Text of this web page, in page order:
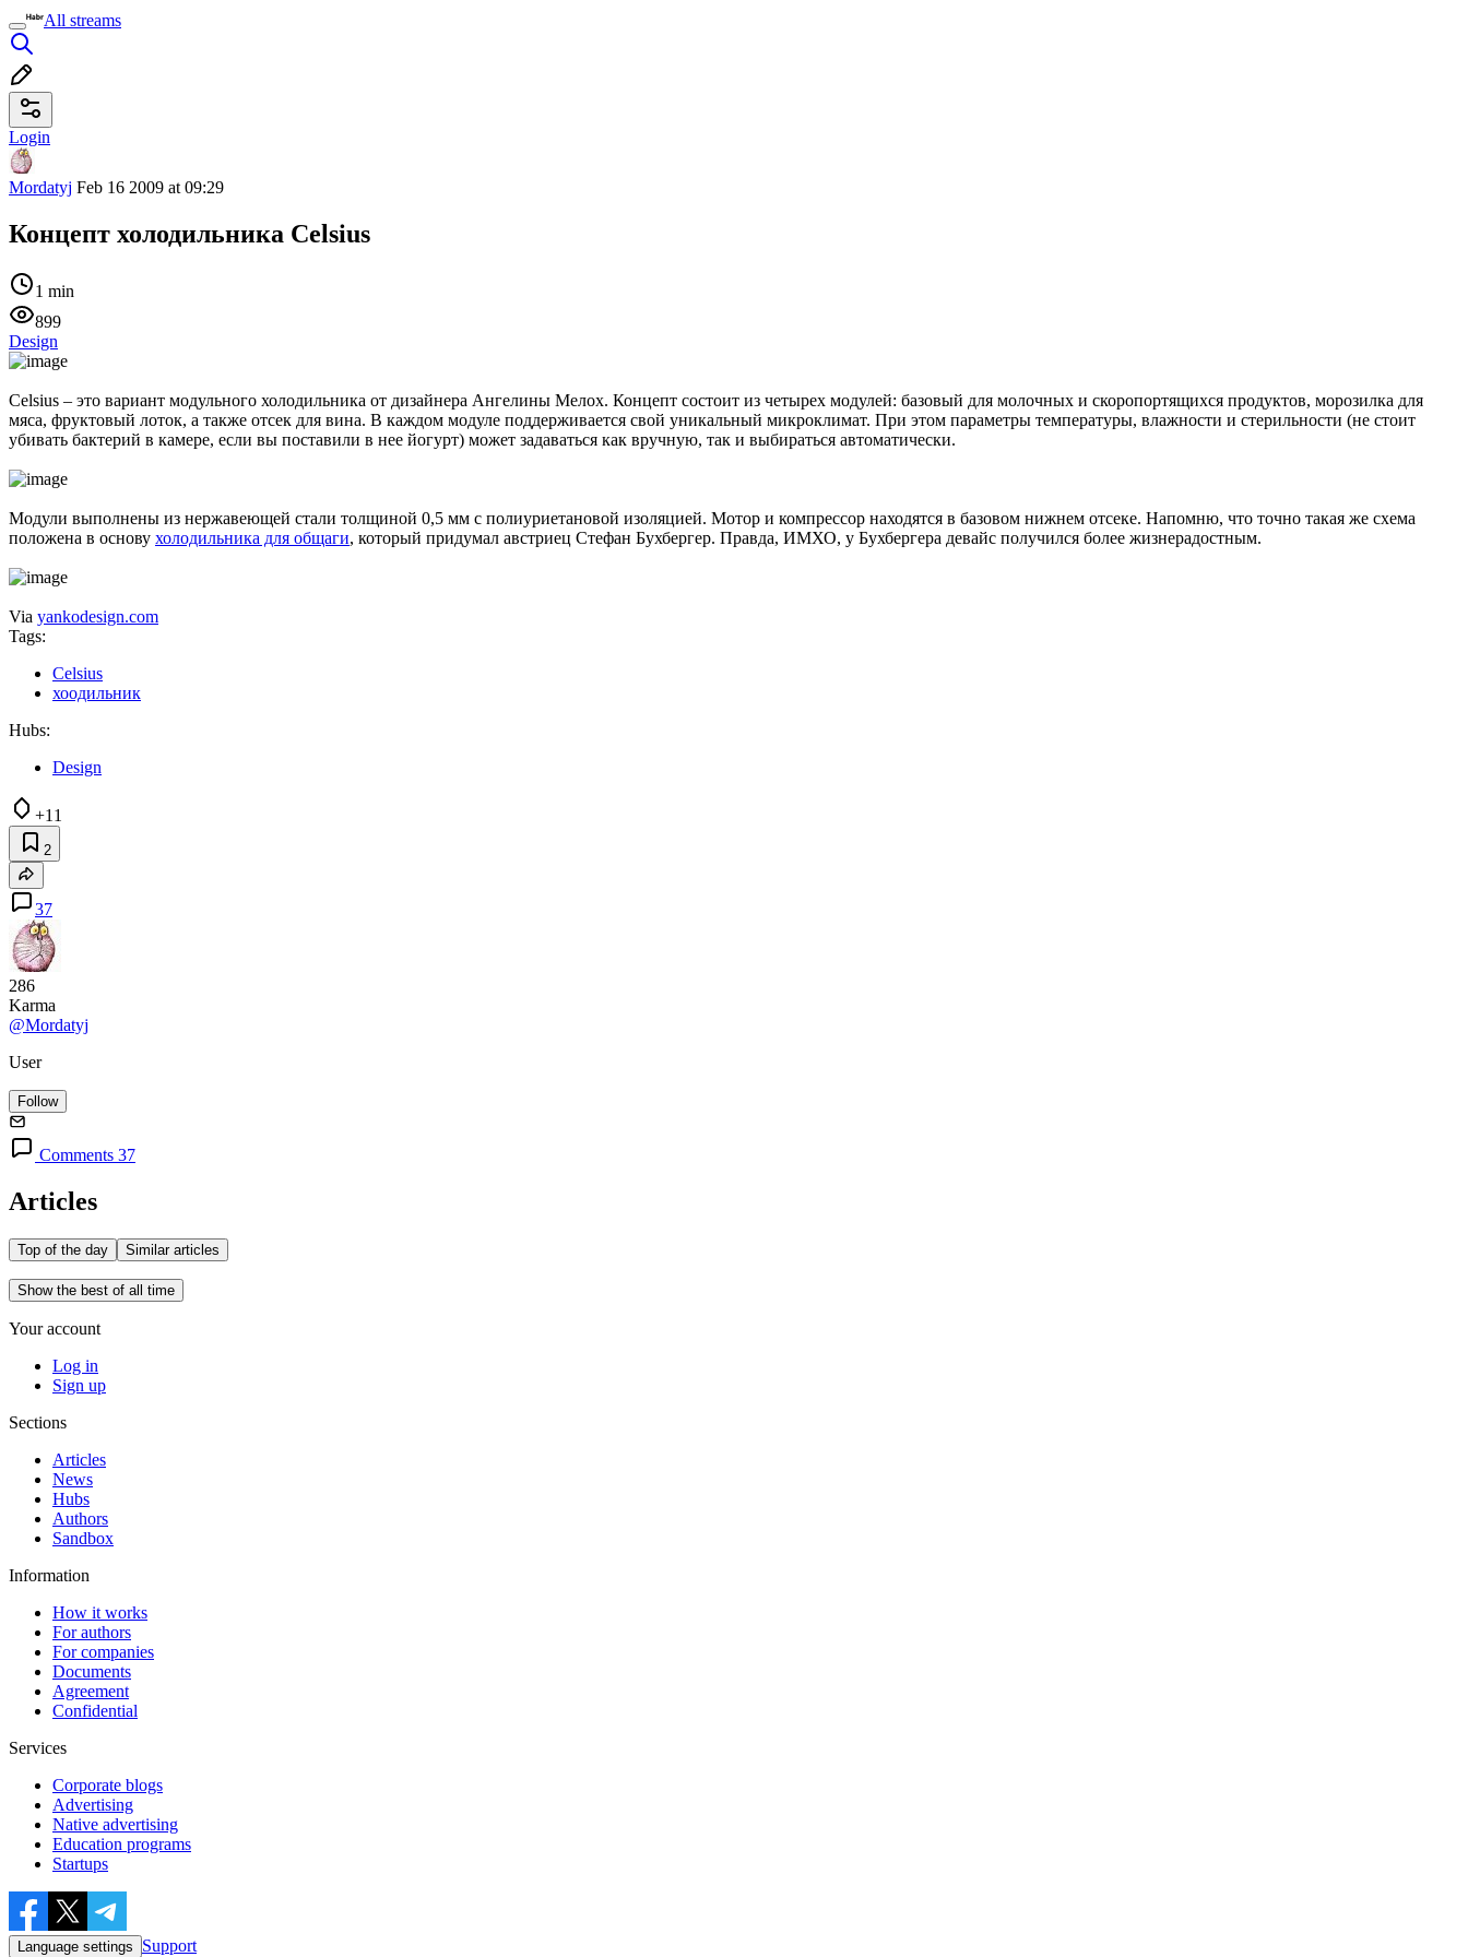
All streams
Login
Mordatyj Feb 16 2009 at 09:29
Концепт холодильника Celsius
1 min
899
Design
Celsius – это вариант модульного холодильника от дизайнера Ангелины Мелох. Концепт состоит из четырех модулей: базовый для молочных и скоропортящихся продуктов, морозилка для
мяса, фруктовый лоток, а также отсек для вина. В каждом модуле поддерживается свой уникальный микроклимат. При этом параметры температуры, влажности и стерильности (не стоит
убивать бактерий в камере, если вы поставили в нее йогурт) может задаваться как вручную, так и выбираться автоматически.
Модули выполнены из нержавеющей стали толщиной 0,5 мм с полиуриетановой изоляцией. Мотор и компрессор находятся в базовом нижнем отсеке. Напомню, что точно такая же схема
положена в основу холодильника для общаги, который придумал австриец Стефан Бухбергер. Правда, ИМХО, у Бухбергера девайс получился более жизнерадостным.
Via yankodesign.com
Tags:
Celsius
хоодильник
Hubs:
Design
+11
2
37
286
Karma
@Mordatyj
User
Follow
Comments 37
Articles
Top of the day Similar articles
Show the best of all time
Your account
Log in
Sign up
Sections
Articles
News
Hubs
Authors
Sandbox
Information
How it works
For authors
For companies
Documents
Agreement
Confidential
Services
Corporate blogs
Advertising
Native advertising
Education programs
Startups
Language settings Support